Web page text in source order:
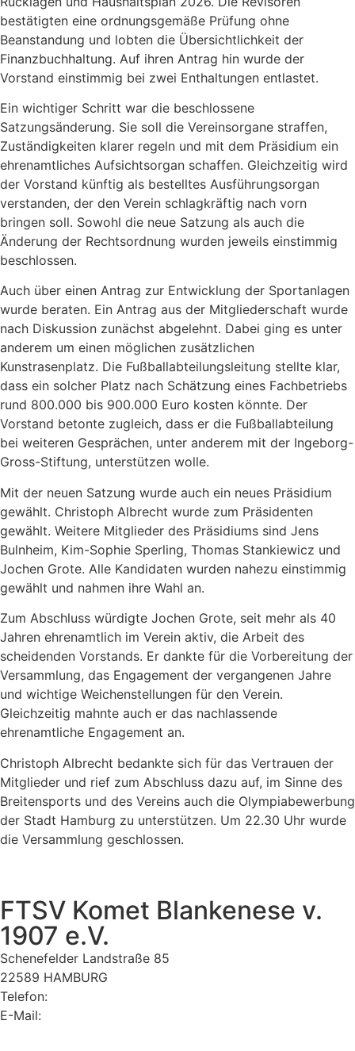
bestätigten eine ordnungsgemäße Prüfung ohne
Beanstandung und lobten die Übersichtlichkeit der
Finanzbuchhaltung. Auf ihren Antrag hin wurde der
Vorstand einstimmig bei zwei Enthaltungen entlastet.
Ein wichtiger Schritt war die beschlossene
Satzungsänderung. Sie soll die Vereinsorgane straffen,
Zuständigkeiten klarer regeln und mit dem Präsidium ein
ehrenamtliches Aufsichtsorgan schaffen. Gleichzeitig wird
der Vorstand künftig als bestelltes Ausführungsorgan
verstanden, der den Verein schlagkräftig nach vorn
bringen soll. Sowohl die neue Satzung als auch die
Änderung der Rechtsordnung wurden jeweils einstimmig
beschlossen.
Auch über einen Antrag zur Entwicklung der Sportanlagen
wurde beraten. Ein Antrag aus der Mitgliederschaft wurde
nach Diskussion zunächst abgelehnt. Dabei ging es unter
anderem um einen möglichen zusätzlichen
Kunstrasenplatz. Die Fußballabteilungsleitung stellte klar,
dass ein solcher Platz nach Schätzung eines Fachbetriebs
rund 800.000 bis 900.000 Euro kosten könnte. Der
Vorstand betonte zugleich, dass er die Fußballabteilung
bei weiteren Gesprächen, unter anderem mit der Ingeborg-
Gross-Stiftung, unterstützen wolle.
Mit der neuen Satzung wurde auch ein neues Präsidium
gewählt. Christoph Albrecht wurde zum Präsidenten
gewählt. Weitere Mitglieder des Präsidiums sind Jens
Bulnheim, Kim-Sophie Sperling, Thomas Stankiewicz und
Jochen Grote. Alle Kandidaten wurden nahezu einstimmig
gewählt und nahmen ihre Wahl an.
Zum Abschluss würdigte Jochen Grote, seit mehr als 40
Jahren ehrenamtlich im Verein aktiv, die Arbeit des
scheidenden Vorstands. Er dankte für die Vorbereitung der
Versammlung, das Engagement der vergangenen Jahre
und wichtige Weichenstellungen für den Verein.
Gleichzeitig mahnte auch er das nachlassende
ehrenamtliche Engagement an.
Christoph Albrecht bedankte sich für das Vertrauen der
Mitglieder und rief zum Abschluss dazu auf, im Sinne des
Breitensports und des Vereins auch die Olympiabewerbung
der Stadt Hamburg zu unterstützen. Um 22.30 Uhr wurde
die Versammlung geschlossen.
FTSV Komet Blankenese v.
1907 e.V.
Schenefelder Landstraße 85
22589 HAMBURG
Telefon:
E-Mail: